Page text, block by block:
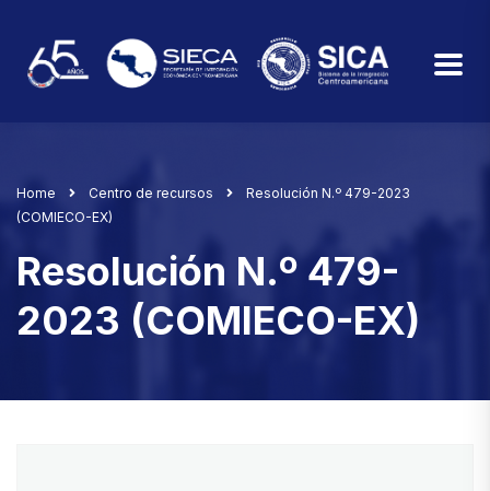
Home Centro de recursos
Resolución N.º 479-2023
(COMIECO-EX)
Resolución N.º 479-
2023 (COMIECO-EX)